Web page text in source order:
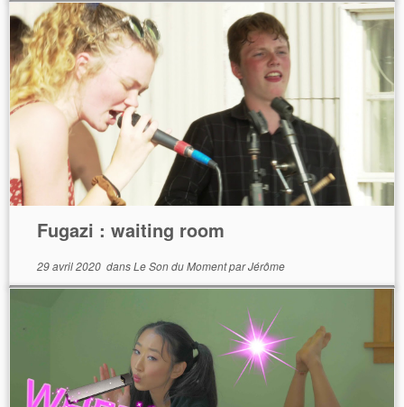
Fugazi : waiting room
29 avril 2020dansLe Son du MomentparJérôme